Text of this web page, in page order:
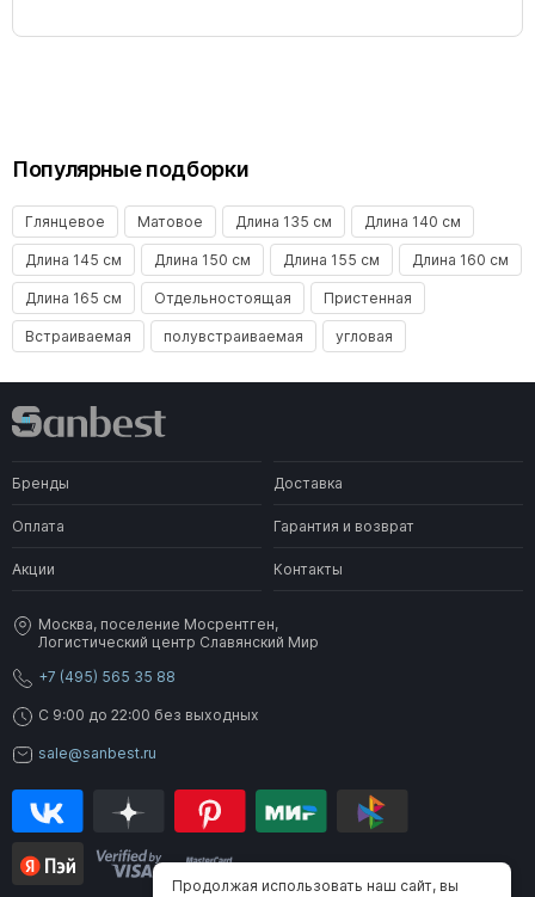
Популярные подборки
Глянцевое Матовое Длина 135 см Длина 140 см
Длина 145 см Длина 150 см Длина 155 см Длина 160 см
Длина 165 см Отдельностоящая Пристенная
Встраиваемая полувстраиваемая угловая
Бренды Доставка
Оплата Гарантия и возврат
Акции Контакты
Москва, поселение Мосрентген,
Логистический центр Славянский Мир
+7 (495) 565 35 88
C 9:00 до 22:00 без выходных
sale@sanbest.ru
Продолжая использовать наш сайт, вы